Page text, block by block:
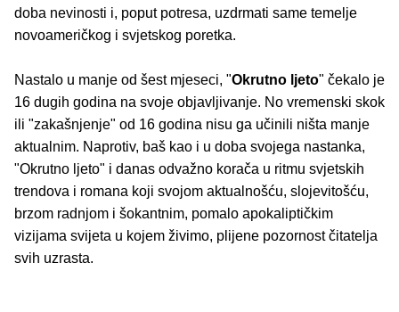
doba nevinosti i, poput potresa, uzdrmati same temelje
novoameričkog i svjetskog poretka.
Nastalo u manje od šest mjeseci, "Okrutno ljeto" čekalo je
16 dugih godina na svoje objavljivanje. No vremenski skok
ili "zakašnjenje" od 16 godina nisu ga učinili ništa manje
aktualnim. Naprotiv, baš kao i u doba svojega nastanka,
"Okrutno ljeto" i danas odvažno korača u ritmu svjetskih
trendova i romana koji svojom aktualnošću, slojevitošću,
brzom radnjom i šokantnim, pomalo apokaliptičkim
vizijama svijeta u kojem živimo, plijene pozornost čitatelja
svih uzrasta.